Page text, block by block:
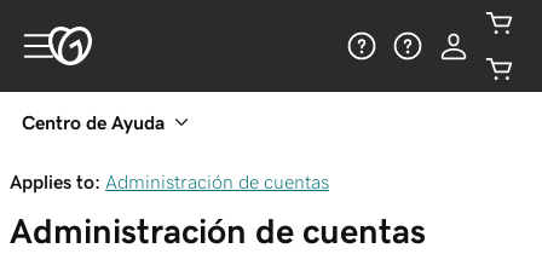
Centro de Ayuda
Applies to: Administración de cuentas
Administración de cuentas